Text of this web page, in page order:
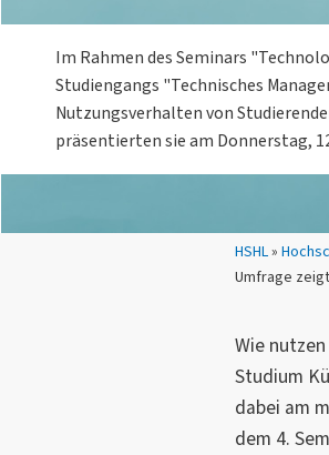
Sie sind hier:
HSHL»
Umfrage
Im Rahmen des Seminars
Studiengangs "Technisches
Nutzungsverhalten von
präsentierten sie am Donnerstag,
Wie
Studium
dabei am
dem 4.